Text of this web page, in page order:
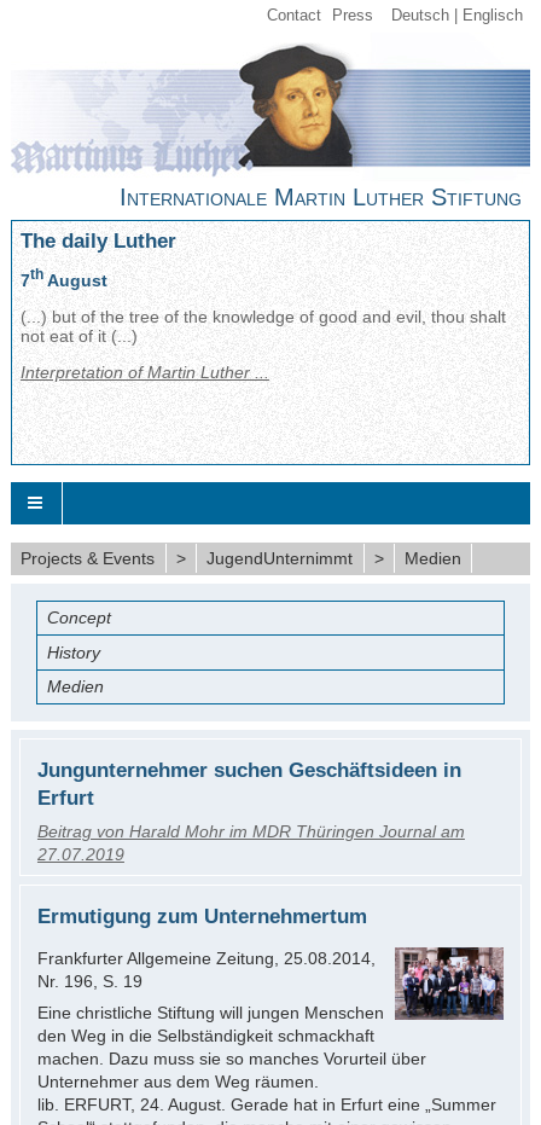
Contact Press Deutsch Englisch
Internationale Martin Luther Stiftung
The daily Luther
7thAugust
(...) but of the tree of the knowledge of good and evil, thou shalt
not eat of it (...)
Interpretation of Martin Luther ...
Projects & Events > JugendUnternimmt > Medien
Concept
History
Medien
Jungunternehmer suchen Geschäftsideen in
Erfurt
Beitrag von Harald Mohr im MDR Thüringen Journal am
27.07.2019
Ermutigung zum Unternehmertum
Frankfurter Allgemeine Zeitung, 25.08.2014,
Nr. 196, S. 19
Eine christliche Stiftung will jungen Menschen
den Weg in die Selbständigkeit schmackhaft
machen. Dazu muss sie so manches Vorurteil über
Unternehmer aus dem Weg räumen.
lib. ERFURT, 24. August. Gerade hat in Erfurt eine „Summer